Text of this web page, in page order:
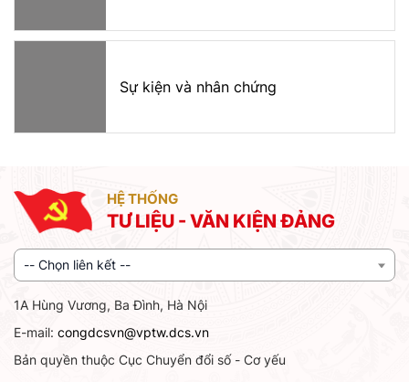
Sự kiện và nhân chứng
HỆ THỐNG
TƯ LIỆU - VĂN KIỆN ĐẢNG
-- Chọn liên kết --
1A Hùng Vương, Ba Đình, Hà Nội
E-mail: congdcsvn@vptw.dcs.vn
Bản quyền thuộc Cục Chuyển đổi số - Cơ yếu